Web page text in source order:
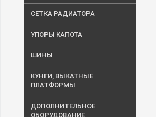
СЕТКА РАДИАТОРА
УПОРЫ КАПОТА
ШИНЫ
КУНГИ, ВЫКАТНЫЕ
ПЛАТФОРМЫ
ДОПОЛНИТЕЛЬНОЕ
ОБОРУДОВАНИЕ